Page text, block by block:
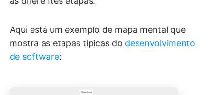
Aqui está um exemplo de mapa mental que
mostra as etapas típicas do desenvolvimento
de software: